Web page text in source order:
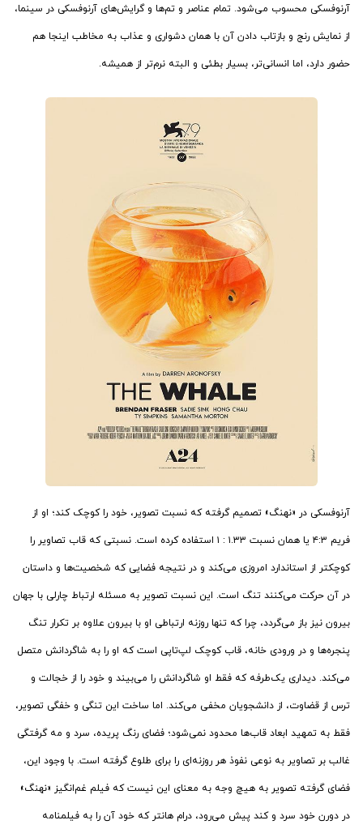
آرنوفسکی محسوب می‌شود. تمام عناصر و تم‌ها و گرایش‌های آرنوفسکی در سینما،
از نمایش رنج و بازتاب دادن آن با همان دشواری و عذاب به مخاطب اینجا هم
حضور دارد، اما انسانی‌تر، بسیار بطئی و البته نرم‌تر از همیشه.
آرنوفسکی در «نهنگ» تصمیم گرفته که نسبت تصویر، خود را کوچک کند؛ او از
فریم ۴:۳ یا همان نسبت ۱.۳۳ : ۱ استفاده کرده است. نسبتی که قاب تصاویر را
کوچکتر از استاندارد امروزی می‌کند و در نتیجه فضایی که شخصیت‌ها و داستان
در آن حرکت می‌کنند تنگ است. این نسبت تصویر به مسئله ارتباط چارلی با جهان
بیرون نیز باز می‌گردد، چرا که تنها روزنه ارتباطی او با بیرون علاوه بر تکرار تنگ
پنجره‌ها و در ورودی خانه، قاب کوچک لپ‌تاپی است که او را به شاگردانش متصل
می‌کند. دیداری یک‌طرفه که فقط او شاگردانش را می‌بیند و خود را از خجالت و
ترس از قضاوت، از دانشجویان مخفی می‌کند. اما ساخت این تنگی و خفگی تصویر،
فقط به تمهید ابعاد قاب‌ها محدود نمی‌شود؛ فضای رنگ پریده، سرد و مه گرفتگی
غالب بر تصاویر به نوعی نفوذ هر روزنه‌ای را برای طلوع گرفته است. با وجود این،
فضای گرفته تصویر به هیچ وجه به معنای این نیست که فیلم غم‌انگیز «نهنگ»
در دورن خود سرد و کند پیش می‌رود، درام هانتر که خود آن را به فیلمنامه